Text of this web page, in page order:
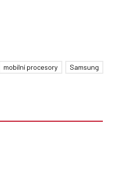
mobilní procesory
Samsung